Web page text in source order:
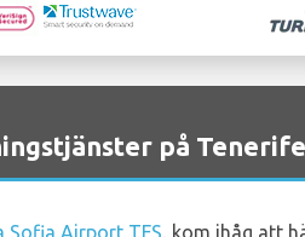
på
Sofia Airport TFS, kom ihåg att